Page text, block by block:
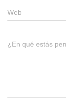
Web
¿En qué estás